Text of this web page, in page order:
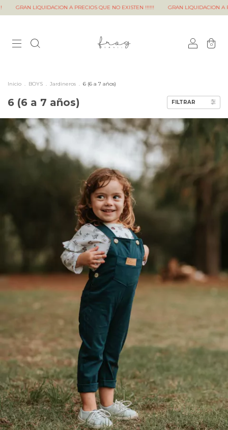
GRAN LIQUIDACION A PRECIOS QUE NO EXISTEN !!!!!! GRAN LIQUIDACION A
0
Inicio . BOYS . Jardineros . 6 (6 a 7 años)
6 (6 a 7 años) FILTRAR